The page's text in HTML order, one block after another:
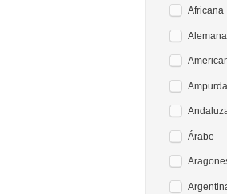
Africana
Alemana
Árabe